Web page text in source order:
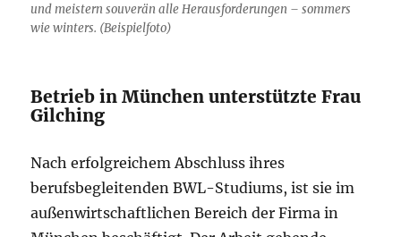
und meistern souverän alle Herausforderungen – sommers
wie winters. (Beispielfoto)
Betrieb in München unterstützte Frau
Gilching
Nach erfolgreichem Abschluss ihres
berufsbegleitenden BWL-Studiums, ist sie im
außenwirtschaftlichen Bereich der Firma in